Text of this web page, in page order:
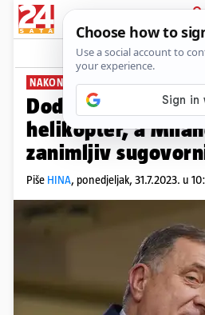
News
NAKON POSJETA
Dodik: Vučić mi je
helikopter, a
zanimljiv
Piše HINA, ponedjeljak, 31.7.2023. u